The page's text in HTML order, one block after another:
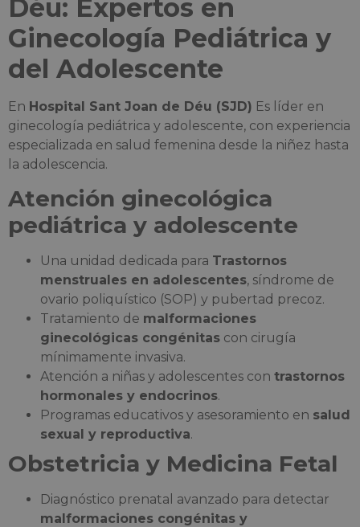
Déu: Expertos en
Ginecología Pediátrica y
del Adolescente
En Hospital Sant Joan de Déu (SJD) Es líder en
ginecología pediátrica y adolescente, con experiencia
especializada en salud femenina desde la niñez hasta
la adolescencia.
Atención ginecológica
pediátrica y adolescente
Una unidad dedicada para Trastornos
menstruales en adolescentes, síndrome de
ovario poliquístico (SOP) y pubertad precoz.
Tratamiento de malformaciones
ginecológicas congénitas con cirugía
mínimamente invasiva.
Atención a niñas y adolescentes con trastornos
hormonales y endocrinos.
Programas educativos y asesoramiento en salud
sexual y reproductiva.
Obstetricia y Medicina Fetal
Diagnóstico prenatal avanzado para detectar
malformaciones congénitas y